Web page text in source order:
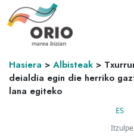
Hasiera > Albisteak >
deialdia egin die herriko
lana egiteko
ES